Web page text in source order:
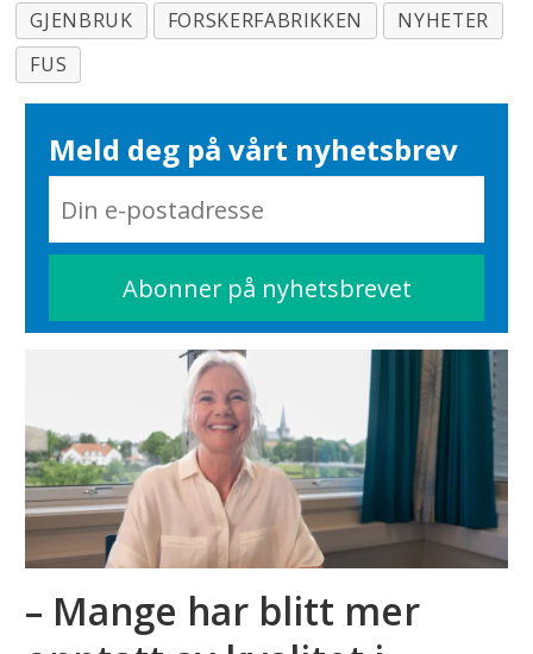
GJENBRUK FORSKERFABRIKKEN
NYHETER
FUS
Meld deg på vårt nyhetsbrev
– Mange har blitt mer